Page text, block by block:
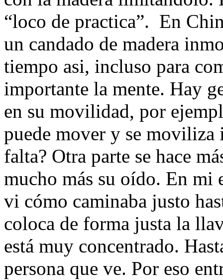
“loco de practica”. En
un candado de madera
tiempo asi, incluso para
importante la mente. Hay
en su movilidad, por
puede mover y se moviliza
falta? Otra parte se hace
mucho más su oído. En
vi cómo caminaba justo
coloca de forma justa la
está muy concentrado.
persona que ve. Por eso